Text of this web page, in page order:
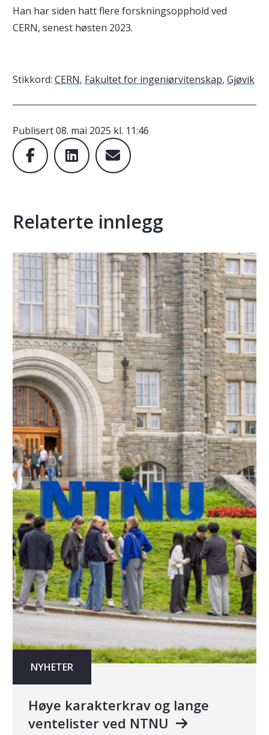
Han har siden hatt flere forskningsopphold ved
CERN, senest høsten 2023.
Stikkord: CERN, Fakultet for ingeniørvitenskap, Gjøvik
Publisert08. mai 2025 kl. 11:46
Relaterte innlegg
NYHETER
Høye karakterkrav og lange
ventelister ved NTNU